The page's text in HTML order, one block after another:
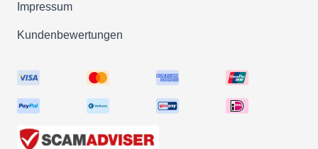
Impressum
Kundenbewertungen